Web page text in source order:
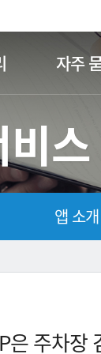
자주
앱 소개
은 주차장